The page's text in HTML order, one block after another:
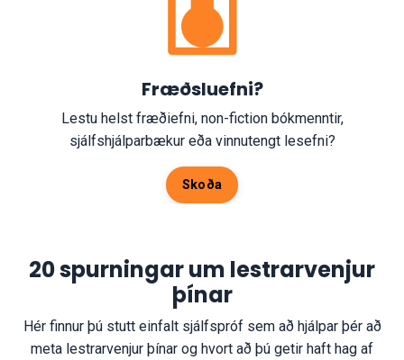
Fræðsluefni?
Lestu helst fræðiefni, non-fiction bókmenntir,
sjálfshjálparbækur eða vinnutengt lesefni?
Skoða
20 spurningar um lestrarvenjur
þínar
Hér finnur þú stutt einfalt sjálfspróf sem að hjálpar þér að
meta lestrarvenjur þínar og hvort að þú getir haft hag af